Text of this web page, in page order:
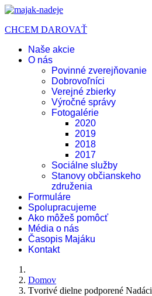
CHCEM DAROVAŤ
Naše akcie
O nás
Povinné zverejňovanie
Dobrovoľníci
Verejné zbierky
Výročné správy
Fotogalérie
2020
2019
2018
2017
Sociálne služby
Stanovy občianskeho
združenia
Formuláre
Spolupracujeme
Ako môžeš pomôcť
Média o nás
Časopis Majáku
Kontakt
Domov
Tvorivé dielne podporené